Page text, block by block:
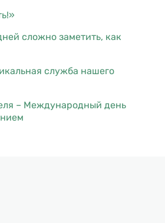
сложно заметить, как
служба нашего
– Международный день